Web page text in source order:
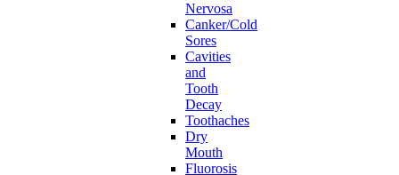
Nervosa
Canker/Cold
Sores
Cavities
and
Tooth
Decay
Toothaches
Dry
Mouth
Fluorosis